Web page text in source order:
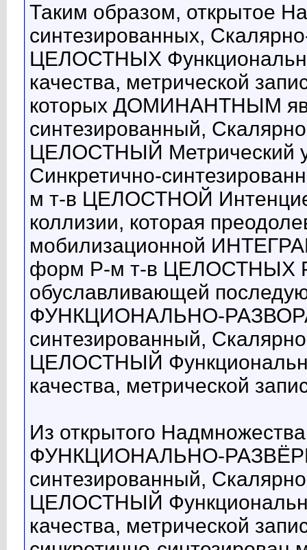
Таким образом, открытое
синтезированных,
ЦЕЛОСТНЫХ
качества, метрической
которых ДОМИНАНТНЫМ
синтезированный,
ЦЕЛОСТНЫЙ Метрический
Синкретично-
м т-в ЦЕЛОСТНОЙ
коллизии, которая
мобилизационной
форм Р-м т-в ЦЕЛОСТНЫХ
обуславливающей
ФУНКЦИОНАЛЬНО-
синтезированный,
ЦЕЛОСТНЫЙ
качества, метрической
Из открытого
ФУНКЦИОНАЛЬНО-
синтезированный,
ЦЕЛОСТНЫЙ
качества, метрической